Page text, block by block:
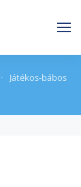
Játékos-bábos